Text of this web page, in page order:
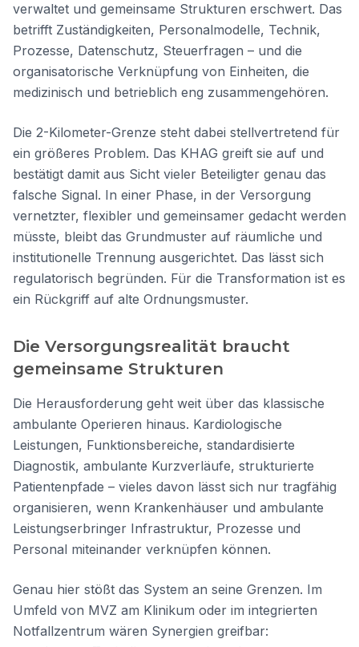
verwaltet und gemeinsame Strukturen erschwert. Das
betrifft Zuständigkeiten, Personalmodelle, Technik,
Prozesse, Datenschutz, Steuerfragen – und die
organisatorische Verknüpfung von Einheiten, die
medizinisch und betrieblich eng zusammengehören.
Die 2-Kilometer-Grenze steht dabei stellvertretend für
ein größeres Problem. Das KHAG greift sie auf und
bestätigt damit aus Sicht vieler Beteiligter genau das
falsche Signal. In einer Phase, in der Versorgung
vernetzter, flexibler und gemeinsamer gedacht werden
müsste, bleibt das Grundmuster auf räumliche und
institutionelle Trennung ausgerichtet. Das lässt sich
regulatorisch begründen. Für die Transformation ist es
ein Rückgriff auf alte Ordnungsmuster.
Die Versorgungsrealität braucht
gemeinsame Strukturen
Die Herausforderung geht weit über das klassische
ambulante Operieren hinaus. Kardiologische
Leistungen, Funktionsbereiche, standardisierte
Diagnostik, ambulante Kurzverläufe, strukturierte
Patientenpfade – vieles davon lässt sich nur tragfähig
organisieren, wenn Krankenhäuser und ambulante
Leistungserbringer Infrastruktur, Prozesse und
Personal miteinander verknüpfen können.
Genau hier stößt das System an seine Grenzen. Im
Umfeld von MVZ am Klinikum oder im integrierten
Notfallzentrum wären Synergien greifbar: